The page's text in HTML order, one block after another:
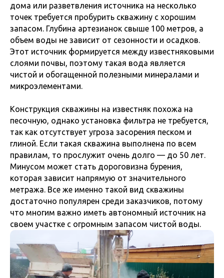
дома или разветвления источника на несколько
точек требуется пробурить скважину с хорошим
запасом. Глубина артезианок свыше 100 метров, а
объем воды не зависит от сезонности и осадков.
Этот источник формируется между известняковыми
слоями почвы, поэтому такая вода является
чистой и обогащенной полезными минералами и
микроэлементами.
Конструкция скважины на известняк похожа на
песочную, однако установка фильтра не требуется,
так как отсутствует угроза засорения песком и
глиной. Если такая скважина выполнена по всем
правилам, то прослужит очень долго — до 50 лет.
Минусом может стать дороговизна бурения,
которая зависит напрямую от значительного
метража. Все же именно такой вид скважины
достаточно популярен среди заказчиков, потому
что многим важно иметь автономный источник на
своем участке с огромным запасом чистой воды.